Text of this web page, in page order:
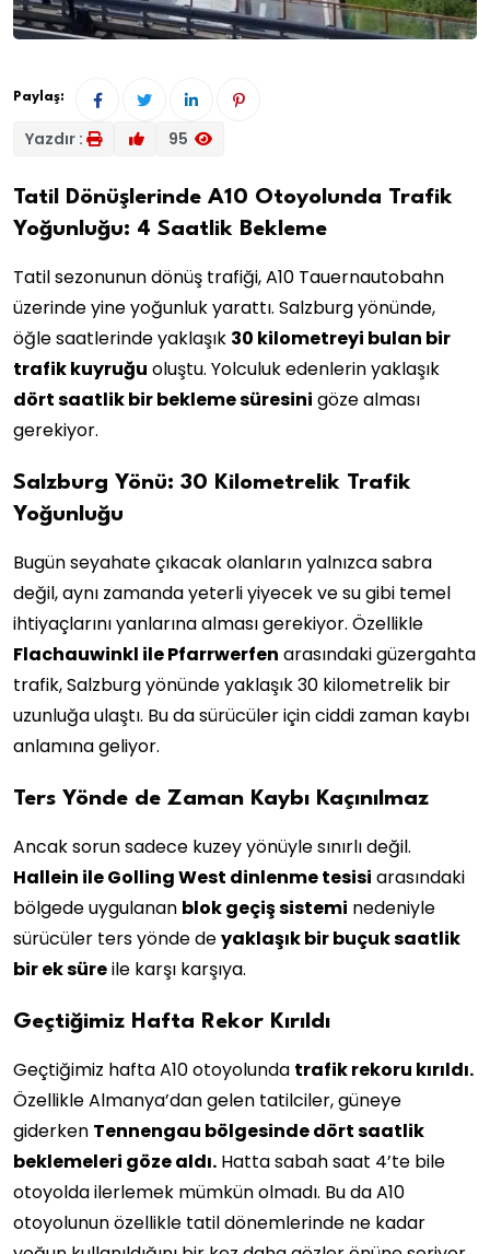
Paylaş:
Yazdır : 95
Tatil Dönüşlerinde A10 Otoyolunda Trafik
Yoğunluğu: 4 Saatlik Bekleme
Tatil sezonunun dönüş trafiği, A10 Tauernautobahn
üzerinde yine yoğunluk yarattı. Salzburg yönünde,
öğle saatlerinde yaklaşık 30 kilometreyi bulan bir
trafik kuyruğu oluştu. Yolculuk edenlerin yaklaşık
dört saatlik bir bekleme süresini göze alması
gerekiyor.
Salzburg Yönü: 30 Kilometrelik Trafik
Yoğunluğu
Bugün seyahate çıkacak olanların yalnızca sabra
değil, aynı zamanda yeterli yiyecek ve su gibi temel
ihtiyaçlarını yanlarına alması gerekiyor. Özellikle
Flachauwinkl ile Pfarrwerfen arasındaki güzergahta
trafik, Salzburg yönünde yaklaşık 30 kilometrelik bir
uzunluğa ulaştı. Bu da sürücüler için ciddi zaman kaybı
anlamına geliyor.
Ters Yönde de Zaman Kaybı Kaçınılmaz
Ancak sorun sadece kuzey yönüyle sınırlı değil.
Hallein ile Golling West dinlenme tesisi arasındaki
bölgede uygulanan blok geçiş sistemi nedeniyle
sürücüler ters yönde deyaklaşık bir buçuk saatlik
bir ek süreile karşı karşıya.
Geçtiğimiz Hafta Rekor Kırıldı
Geçtiğimiz hafta A10 otoyolunda trafik rekoru kırıldı.
Özellikle Almanya’dan gelen tatilciler, güneye
giderken Tennengau bölgesinde dört saatlik
beklemeleri göze aldı. Hatta sabah saat 4’te bile
otoyolda ilerlemek mümkün olmadı. Bu da A10
otoyolunun özellikle tatil dönemlerinde ne kadar